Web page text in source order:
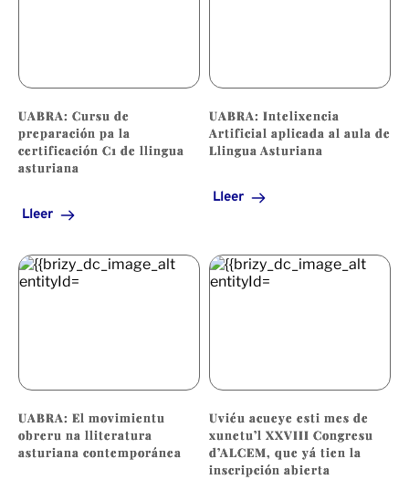
UABRA: Cursu de
preparación pa la
certificación C1 de llingua
asturiana
Lleer
UABRA: Intelixencia
Artificial aplicada al aula de
Llingua Asturiana
Lleer
UABRA: El movimientu
obreru na lliteratura
asturiana contemporánea
Uviéu acueye esti mes de
xunetu’l XXVIII Congresu
d’ALCEM, que yá tien la
inscripción abierta